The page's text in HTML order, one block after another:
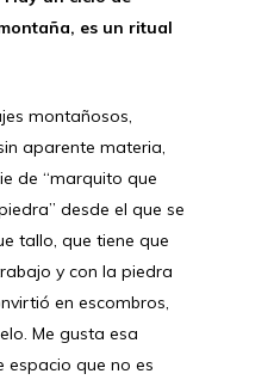
es un ritual
montañosos,
aparente materia,
de “marquito que
desde el que se
tallo, que tiene que
y con la piedra
en escombros,
Me gusta esa
espacio que no es